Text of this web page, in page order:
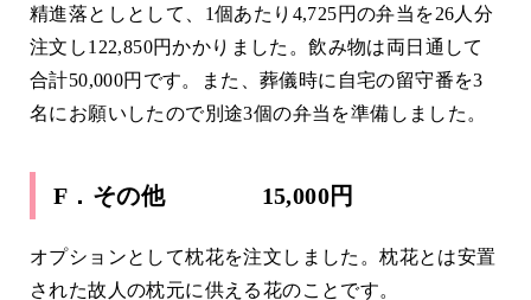
精進落としとして、1個あたり4,725円の弁当を26人分
注文し122,850円かかりました。飲み物は両日通して
合計50,000円です。また、葬儀時に自宅の留守番を3
名にお願いしたので別途3個の弁当を準備しました。
F．その他 15,000円
オプションとして枕花を注文しました。枕花とは安置
された故人の枕元に供える花のことです。